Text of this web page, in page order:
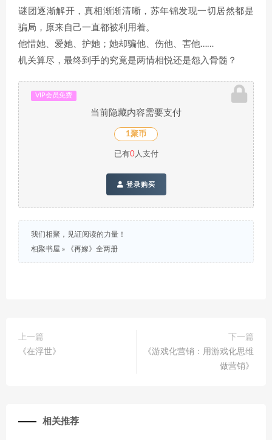
谜团逐渐解开，真相渐渐清晰，苏年锦发现一切居然都是
骗局，原来自己一直都被利用着。
他惜她、爱她、护她；她却骗他、伤他、害他……
机关算尽，最终到手的究竟是两情相悦还是怨入骨髓？
VIP会员免费
当前隐藏内容需要支付
1聚币
已有0人支付
登录购买
我们相聚，见证阅读的力量！
相聚书屋 » 《再嫁》全两册
上一篇
《在浮世》
下一篇
《游戏化营销：用游戏化思维
做营销》
相关推荐